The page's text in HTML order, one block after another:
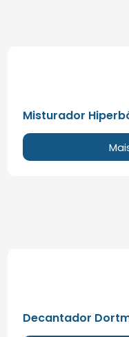
Misturador
Decantador